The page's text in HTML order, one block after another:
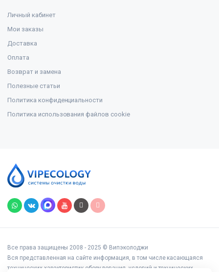
Личный кабинет
Мои заказы
Доставка
Оплата
Возврат и замена
Полезные статьи
Политика конфиденциальности
Политика использования файлов cookie
Все права защищены 2008 - 2025 © Випэколоджи
Вся представленная на сайте информация, в том числе касающаяся
технических характеристик оборудования, условий и технических